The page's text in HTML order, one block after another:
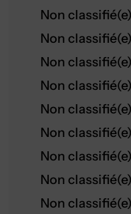
Non classifié(e)
Non classifié(e)
Non classifié(e)
Non classifié(e)
Non classifié(e)
Non classifié(e)
Non classifié(e)
Non classifié(e)
Non classifié(e)